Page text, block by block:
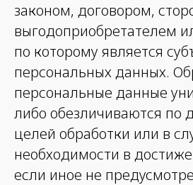
законом, договором,
выгодоприобретателем
по которому является
персональных данных.
персональные данные
либо обезличиваются по
целей обработки или в
необходимости в
если иное не